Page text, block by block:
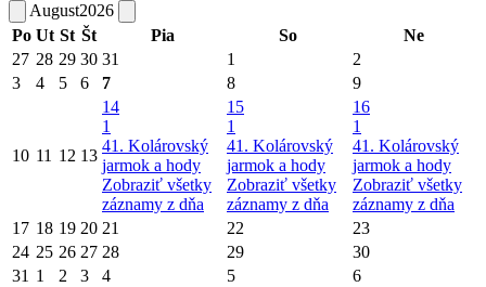
August2026
Po Ut St Št Pia So
Ne
27 28 29 30 31 1
2
3
4 5 6 7 8 9
10 11 12 13
14
1
41. Kolárovský
jarmok a hody
Zobraziť všetky
záznamy z dňa
15
1
41. Kolárovský
jarmok a hody
Zobraziť všetky
záznamy z dňa
16
1
41. Kolárovský
jarmok a hody
Zobraziť všetky
záznamy z dňa
17 18 19 20 21 22
23
24 25 26 27 28 29
30
31 1 2 3 4 5 6